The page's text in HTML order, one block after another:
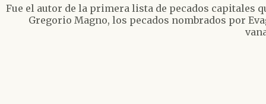
Fue el autor de la primera lista de pecados capitales
Gregorio Magno, los pecados nombrados por